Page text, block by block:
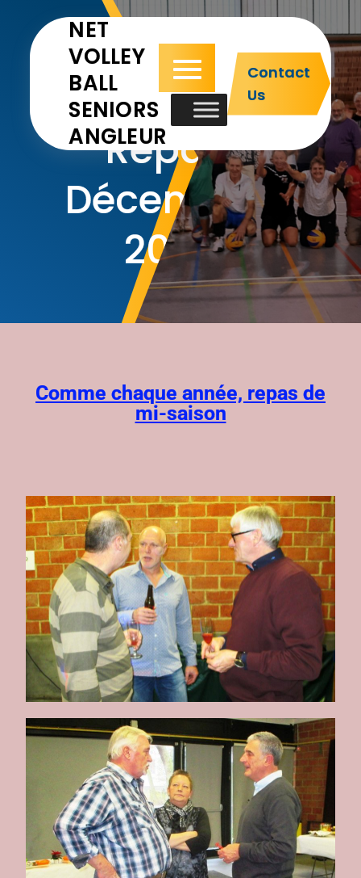
NET
VOLLEY
BALL
SENIORS
ANGLEUR
Contact
Us
Repas
Décembre
2015
Comme chaque année, repas de
mi-saison